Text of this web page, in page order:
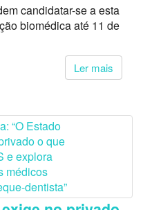
candidatar-se a esta
biomédica até 11 de
Ler mais